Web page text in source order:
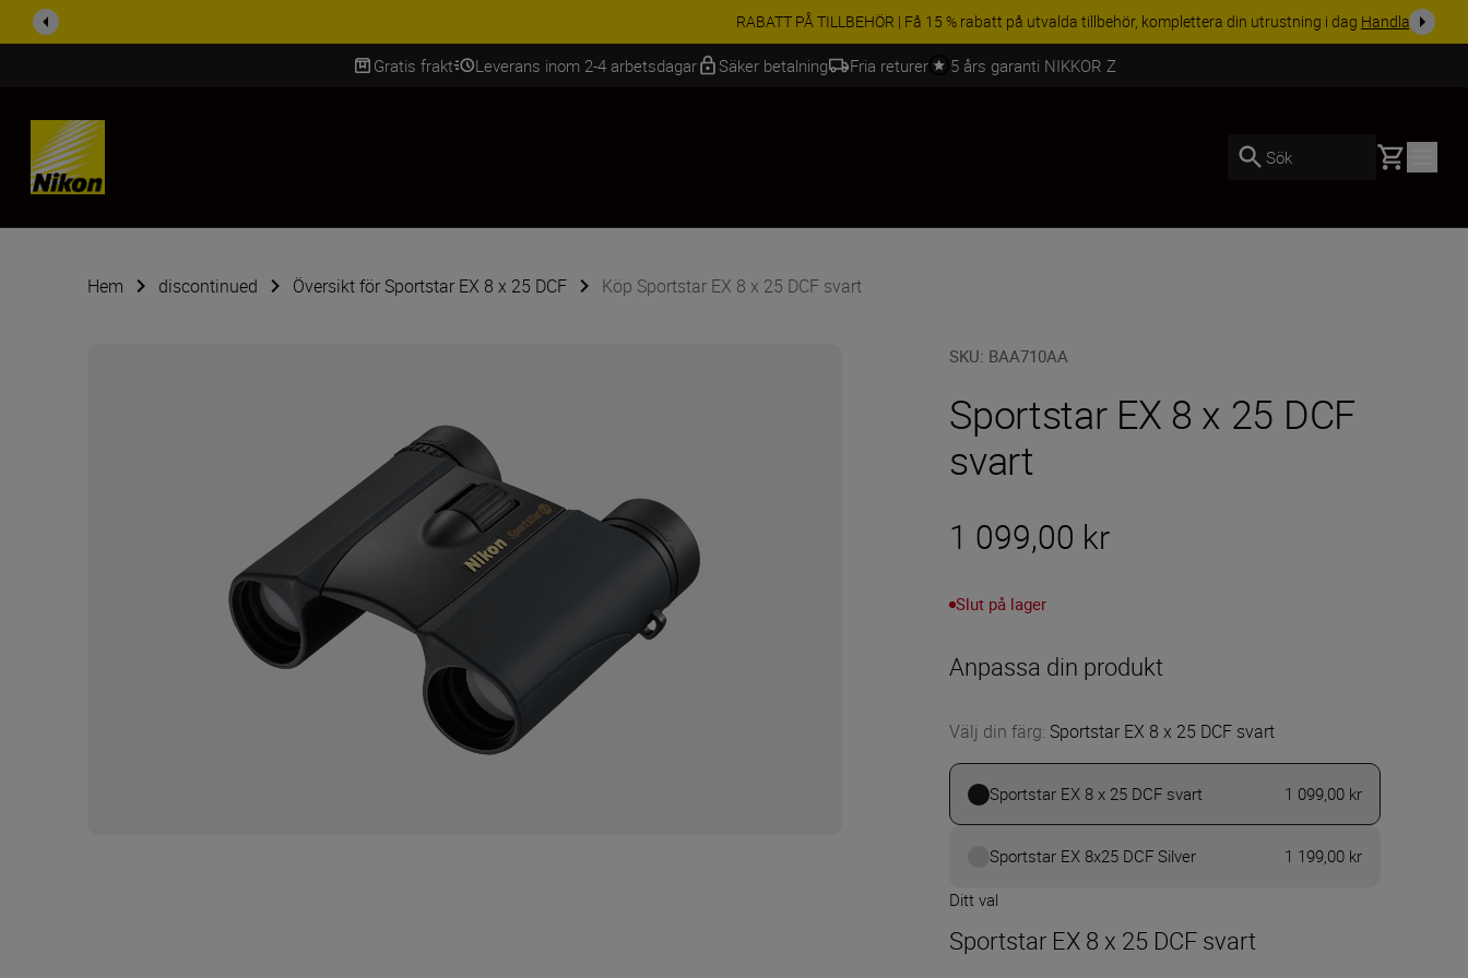
RABATT PÅ TILLBEHÖR | Få 15 % rabatt på utvalda tillbehör, komplettera din utrustning i dagHandla nu
Gratis frakt Leverans inom 2-4 arbetsdagar Säker betalning Fria returer 5 års garanti NIKKOR Z
SKIP
Sök Basket
Hem discontinued Översikt för Sportstar EX 8 x 25 DCF Köp Sportstar EX 8 x 25 DCF svart
SKU: BAA710AA
Sportstar EX 8 x 25 DCF
svart
1 099,00 kr
Slut på lager
Anpassa din produkt
Välj din färg:Sportstar EX 8 x 25 DCF svart
Sportstar EX 8 x 25 DCF svart 1 099,00 kr
Sportstar EX 8x25 DCF Silver
1 199,00 kr
Ditt val
Sportstar EX 8 x 25 DCF svart